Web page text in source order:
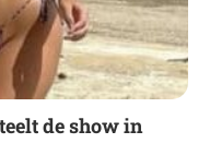
de show in